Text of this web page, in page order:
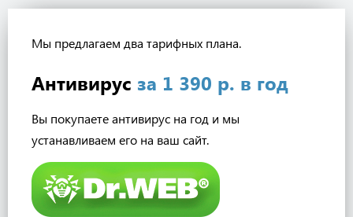
Мы предлагаем два тарифных плана.
Антивирус за 1 390 р. в год
Вы покупаете антивирус на год и мы
устанавливаем его на ваш сайт.